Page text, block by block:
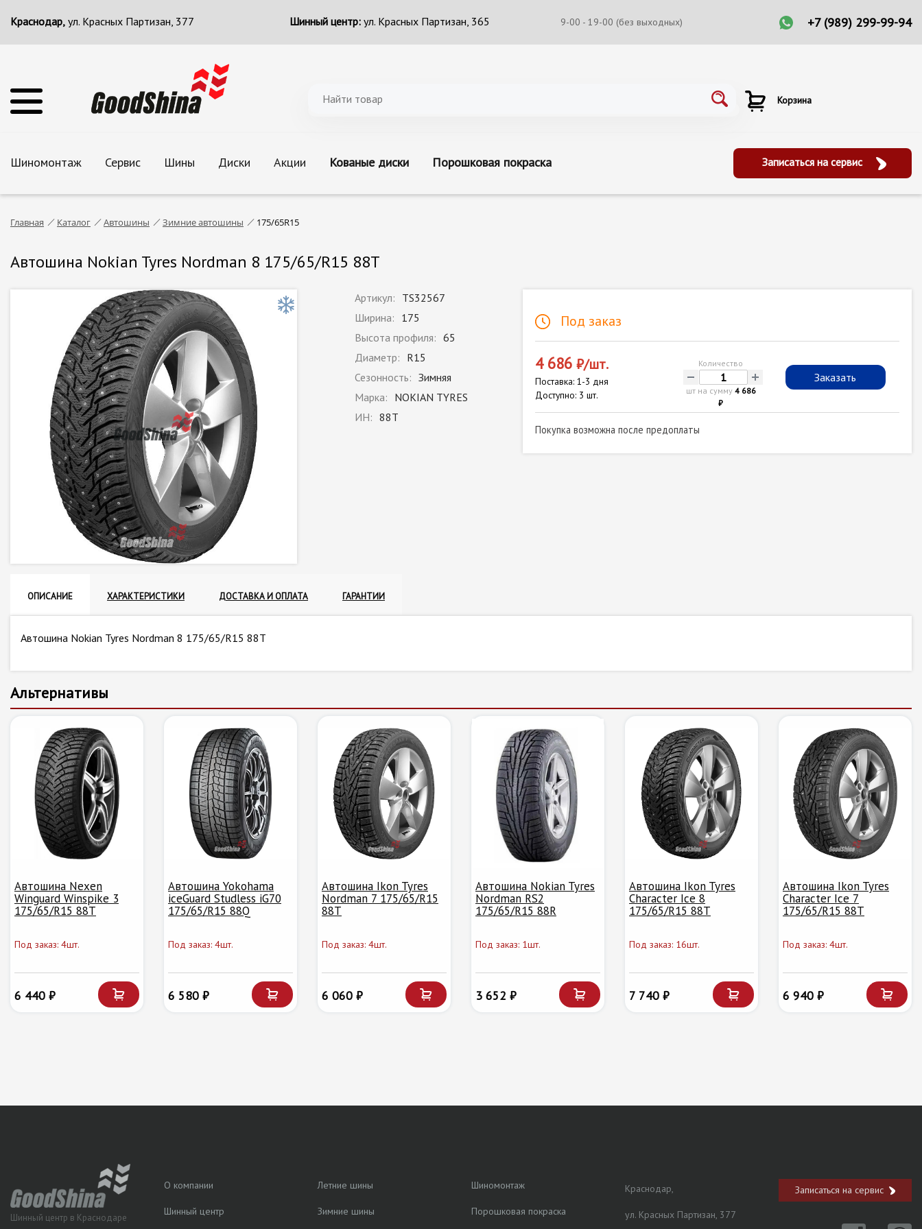
Краснодар, ул. Красных Партизан, 377 Шинный центр:ул. Красных Партизан, 365 9-00 - 19-00 (без выходных) +7 (989) 299-99-94
Корзина
Шиномонтаж Сервис Шины Диски Акции Кованые диски Порошковая покраска Записаться на сервис
Главная Каталог Автошины Зимние автошины 175/65R15
Автошина Nokian Tyres Nordman 8 175/65/R15 88T
Артикул: TS32567
Ширина: 175
Высота профиля: 65
Диаметр: R15
Сезонность: Зимняя
Марка: NOKIAN TYRES
ИН: 88T
Под заказ
4 686 ₽/шт.
Поставка: 1-3 дня
Доступно: 3 шт.
Количество
- +
шт на сумму 4 686
₽
Заказать
Покупка возможна после предоплаты
ОПИСАНИЕ ХАРАКТЕРИСТИКИ ДОСТАВКА И ОПЛАТА ГАРАНТИИ
Автошина Nokian Tyres Nordman 8 175/65/R15 88T
Альтернативы
Автошина Nexen
Winguard Winspike 3
175/65/R15 88T
Под заказ: 4шт.
6 440 ₽
Автошина Yokohama
iceGuard Studless iG70
175/65/R15 88Q
Под заказ: 4шт.
6 580 ₽
Автошина Ikon Tyres
Nordman 7 175/65/R15
88T
Под заказ: 4шт.
6 060 ₽
Автошина Nokian Tyres
Nordman RS2
175/65/R15 88R
Под заказ: 1шт.
3 652 ₽
Автошина Ikon Tyres
Character Ice 8
175/65/R15 88T
Под заказ: 16шт.
7 740 ₽
Автошина Ikon Tyres
Character Ice 7
175/65/R15 88T
Под заказ: 4шт.
6 940 ₽
Шинный центр в Краснодаре
О компании
Шинный центр
Летние шины
Зимние шины
Шиномонтаж
Порошковая покраска
Краснодар,
ул. Красных Партизан, 377
Записаться на сервис